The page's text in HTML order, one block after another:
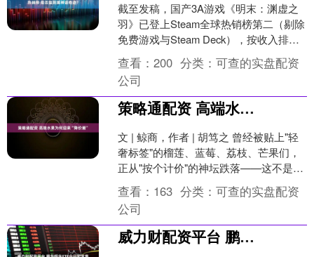
截至发稿，国产3A游戏《明末：渊虚之
羽》已登上Steam全球热销榜第二（剔除
免费游戏与Steam Deck），按收入排名
仅次于独立游戏《PEAK》。 能否复刻
黑....
查看：200 分类：可查的实盘配资
公司
策略通配资 高端水果为何迎来“降价潮”
文 | 鲸商，作者 | 胡笃之 曾经被贴上"轻
奢标签"的榴莲、蓝莓、荔枝、芒果们，
正从"按个计价"的神坛跌落——这不是局
部市场的偶然波动，而是一场席卷全球
的价格....
查看： 163 分类：可查的实盘配资
公司
威力财配资平台 鹏华恒生ETF今日起发售